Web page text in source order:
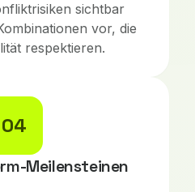
sichtbar
vor, die
respektieren.
04
Meilensteinen